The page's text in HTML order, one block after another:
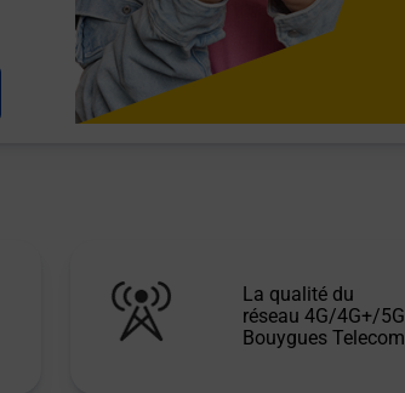
La qualité du
réseau 4G/4G+/5G
Bouygues Telecom